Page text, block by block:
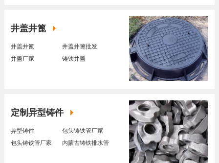
井盖井篦
井盖井篦
井盖井篦批发
井盖厂家
铸铁井盖
定制异型铸件
异型铸件
包头铸铁管厂家
包头铸铁管厂家
内蒙古铸铁排水管